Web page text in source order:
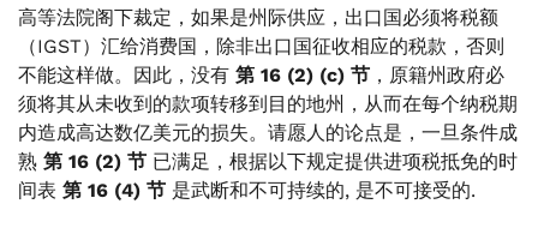
高等法院阁下裁定，如果是州际供应，出口国必须将税额
（IGST）汇给消费国，除非出口国征收相应的税款，否则
不能这样做。因此，没有 第 16 (2) (c) 节 ，原籍州政府必
须将其从未收到的款项转移到目的地州，从而在每个纳税期
内造成高达数亿美元的损失。请愿人的论点是，一旦条件成
熟 第 16 (2) 节 已满足，根据以下规定提供进项税抵免的时
间表 第 16 (4) 节 是武断和不可持续的, 是不可接受的.